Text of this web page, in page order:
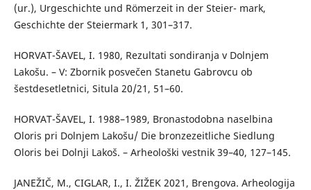
(ur.), Urgeschichte und Römerzeit in der Steier- mark,
Geschichte der Steiermark 1, 301–317.
HORVAT-ŠAVEL, I. 1980, Rezultati sondiranja v Dolnjem
Lakošu. – V: Zbornik posvečen Stanetu Gabrovcu ob
šestdesetletnici, Situla 20/21, 51–60.
HORVAT-ŠAVEL, I. 1988–1989, Bronastodobna naselbina
Oloris pri Dolnjem Lakošu/ Die bronzezeitliche Siedlung
Oloris bei Dolnji Lakoš. – Arheološki vestnik 39–40, 127–145.
JANEŽIČ, M., CIGLAR, I., I. ŽIŽEK 2021, Brengova. Arheologija